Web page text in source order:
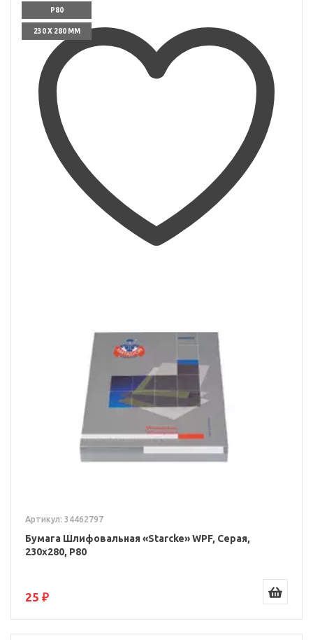
P80
230 X 280 ММ
Артикул: 34462797
Бумага Шлифовальная «Starcke» WPF, Серая,
230x280, P80
25 ₽